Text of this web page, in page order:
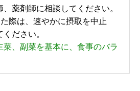
薬剤師に相談してください。
際は、速やかに摂取を中止
ださい。
菜、副菜を基本に、食事のバラ